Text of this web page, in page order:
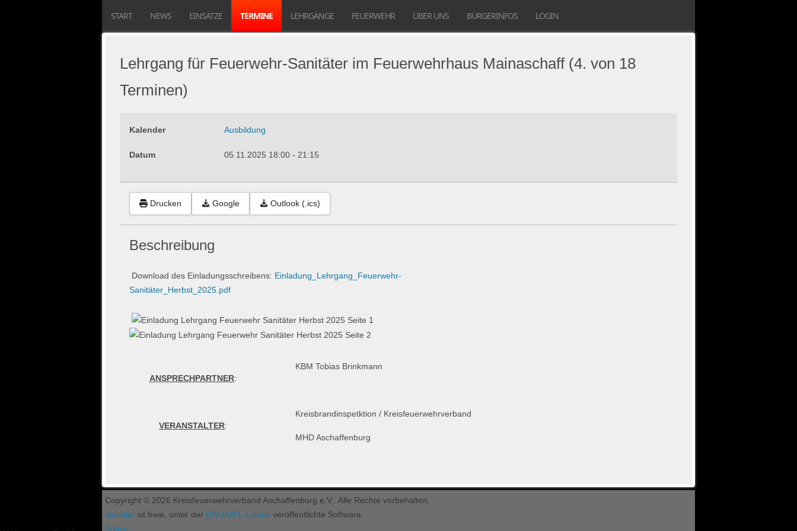
START NEWS EINSÄTZE TERMINE LEHRGÄNGE FEUERWEHR ÜBER UNS BÜRGERINFOS LOGIN
Lehrgang für Feuerwehr-Sanitäter im Feuerwehrhaus Mainaschaff (4. von 18
Terminen)
Kalender Ausbildung
Datum 05.11.2025 18:00 - 21:15
Drucken Google Outlook (.ics)
Beschreibung
Download des Einladungsschreibens: Einladung_Lehrgang_Feuerwehr-
Sanitäter_Herbst_2025.pdf
ANSPRECHPARTNER:
KBM Tobias Brinkmann
VERANSTALTER:
Kreisbrandinspetktion / Kreisfeuerwehrverband
MHD Aschaffenburg
Copyright © 2026 Kreisfeuerwehrverband Aschaffenburg e.V.. Alle Rechte vorbehalten.
Joomla! ist freie, unter der GNU/GPL-Lizenz veröffentlichte Software.
Admin